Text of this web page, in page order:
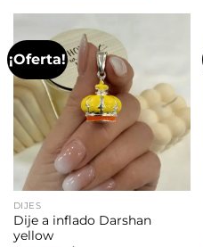
¡Oferta!
DIJES
Dije a inflado Darshan
yellow